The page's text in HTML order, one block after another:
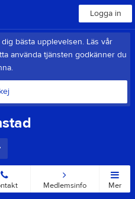
Logga in
bästa upplevelsen. Läs vår
använda tjänsten godkänner du
Medlemsinfo Mer